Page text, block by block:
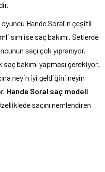
Hande Soral’ın çeşitli
sırrı ise saç bakımı. Setlerde
saçı çok yıpranıyor.
bakımı yapması gerekiyor.
neyin iyi geldiğini neyin
Hande Soral saç modeli
saçını nemlendiren